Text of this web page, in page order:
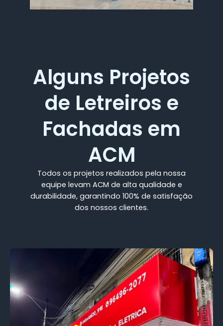
Alguns Projetos
de Letreiros e
Fachadas em
ACM
Todos os projetos realizados pela nossa
equipe levam ACM de alta qualidade e
durabilidade, garantindo 100% de satisfação
dos nossos clientes.